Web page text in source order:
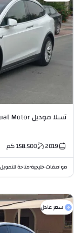
تسلا موديل X Standard Range Dual Motor
2019
158,500كم
مواصفات خليجية•متاحة للتمويل
سعر عادل